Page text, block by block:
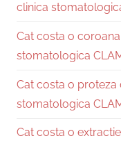
clinica
Cat costa o
stomatologica
Cat costa o proteza
stomatologica
Cat costa o